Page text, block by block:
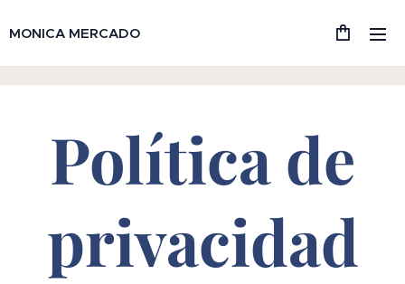
MONICA MERCADO
Política de
privacidad